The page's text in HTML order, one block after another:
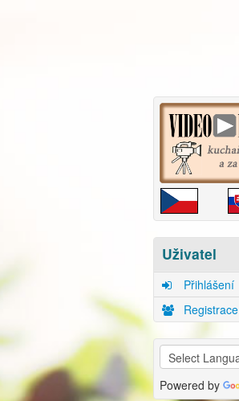
Uživatel
Přihlášení
Registrace
Powered by